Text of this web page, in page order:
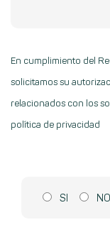
En cumplimiento del
solicitamos su
relacionados con los
política de privacidad
SI NO